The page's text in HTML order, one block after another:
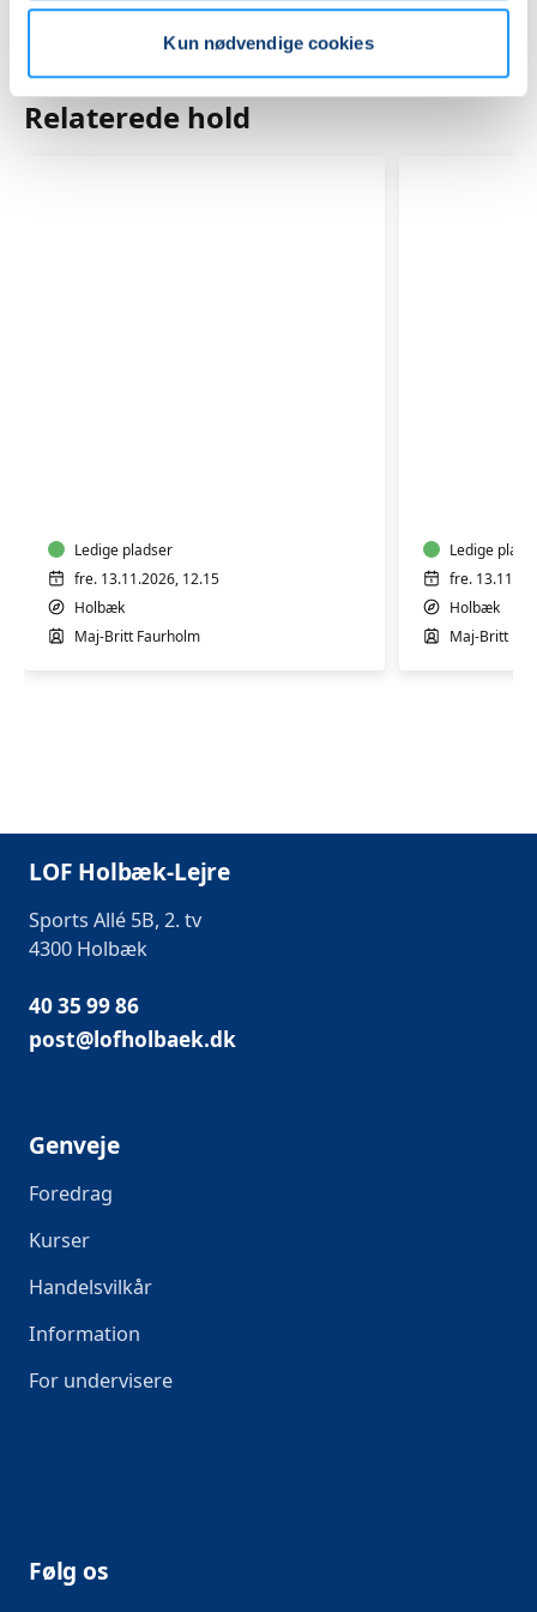
Kun nødvendige cookies
Relaterede hold
Ledige pladser
fre. 13.11.2026, 12.15
Holbæk
Maj-Britt Faurholm
Ledige
fre.
Holbæk
Maj-Britt
LOF Holbæk-Lejre
Sports Allé 5B, 2. tv
4300 Holbæk
40 35 99 86
post@lofholbaek.dk
Genveje
Foredrag
Kurser
Handelsvilkår
Information
For undervisere
Følg os